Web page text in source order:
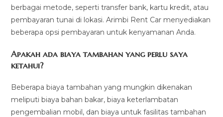
berbagai metode, seperti transfer bank, kartu kredit, atau
pembayaran tunai di lokasi. Arimbi Rent Car menyediakan
beberapa opsi pembayaran untuk kenyamanan Anda.
Apakah ada biaya tambahan yang perlu saya
ketahui?
Beberapa biaya tambahan yang mungkin dikenakan
meliputi biaya bahan bakar, biaya keterlambatan
pengembalian mobil, dan biaya untuk fasilitas tambahan